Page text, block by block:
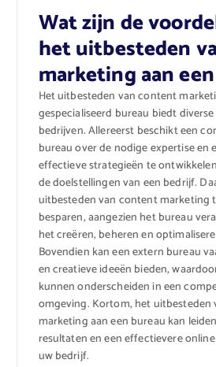
Wat zijn de
het uitbesteden
marketing aan
Het uitbesteden van content
gespecialiseerd bureau biedt
bedrijven. Allereerst beschikt een
bureau over de nodige expertise en
effectieve strategieën te
de doelstellingen van een bedrijf.
uitbesteden van content marketing
besparen, aangezien het bureau
het creëren, beheren en
Bovendien kan een extern bureau
en creatieve ideeën bieden,
kunnen onderscheiden in een
omgeving. Kortom, het
marketing aan een bureau kan
resultaten en een effectievere
uw bedrijf.